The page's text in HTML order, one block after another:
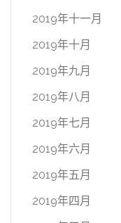
2019年十一月
2019年十月
2019年九月
2019年八月
2019年七月
2019年六月
2019年五月
2019年四月